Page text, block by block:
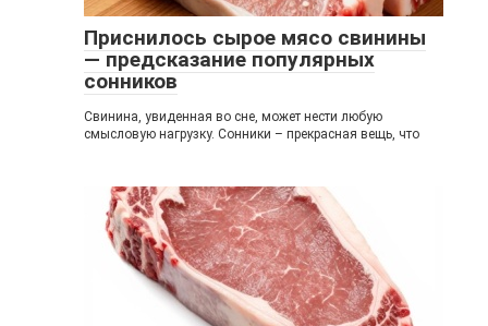
Приснилось сырое мясо свинины
— предсказание популярных
сонников
Свинина, увиденная во сне, может нести любую
смысловую нагрузку. Сонники – прекрасная вещь, что